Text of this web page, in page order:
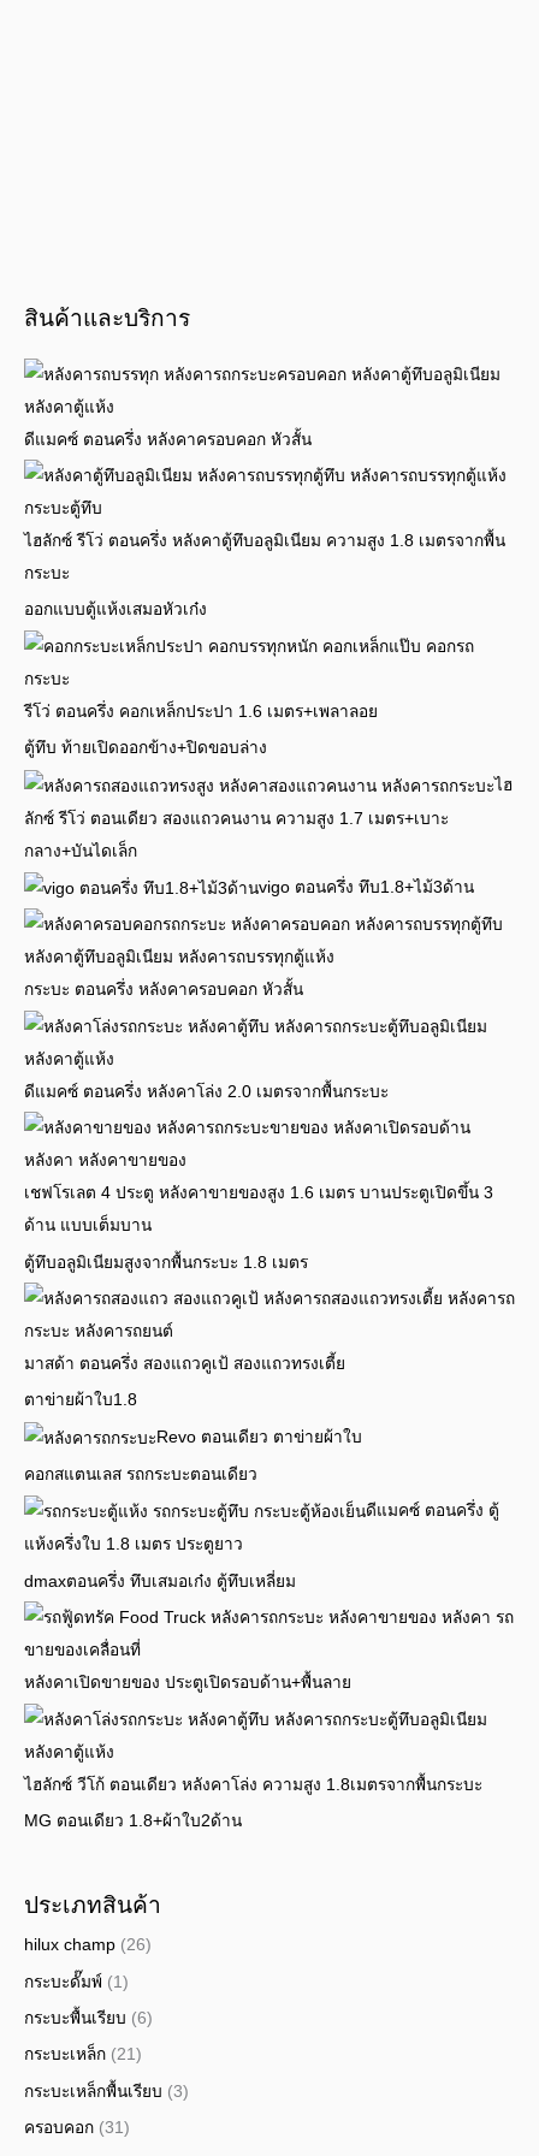
สินค้าและบริการ
ดีแมคซ์ ตอนครึ่ง หลังคาครอบคอก หัวสั้น
ไฮลักซ์ รีโว่ ตอนครึ่ง หลังคาตู้ทึบอลูมิเนียม ความสูง 1.8 เมตรจากพื้น
กระบะ
ออกแบบตู้แห้งเสมอหัวเก๋ง
รีโว่ ตอนครึ่ง คอกเหล็กประปา 1.6 เมตร+เพลาลอย
ตู้ทึบ ท้ายเปิดออกข้าง+ปิดขอบล่าง
ไฮ
ลักซ์ รีโว่ ตอนเดียว สองแถวคนงาน ความสูง 1.7 เมตร+เบาะ
กลาง+บันไดเล็ก
vigo ตอนครึ่ง ทึบ1.8+ไม้3ด้าน
กระบะ ตอนครึ่ง หลังคาครอบคอก หัวสั้น
ดีแมคซ์ ตอนครึ่ง หลังคาโล่ง 2.0 เมตรจากพื้นกระบะ
เชฟโรเลต 4 ประตู หลังคาขายของสูง 1.6 เมตร บานประตูเปิดขึ้น 3
ด้าน แบบเต็มบาน
ตู้ทึบอลูมิเนียมสูงจากพื้นกระบะ 1.8 เมตร
มาสด้า ตอนครึ่ง สองแถวคูเป้ สองแถวทรงเตี้ย
ตาข่ายผ้าใบ1.8
Revo ตอนเดียว ตาข่ายผ้าใบ
คอกสแตนเลส รถกระบะตอนเดียว
ดีแมคซ์ ตอนครึ่ง ตู้
แห้งครึ่งใบ 1.8 เมตร ประตูยาว
dmaxตอนครึ่ง ทึบเสมอเก๋ง ตู้ทึบเหลี่ยม
หลังคาเปิดขายของ ประตูเปิดรอบด้าน+พื้นลาย
ไฮลักซ์ วีโก้ ตอนเดียว หลังคาโล่ง ความสูง 1.8เมตรจากพื้นกระบะ
MG ตอนเดียว 1.8+ผ้าใบ2ด้าน
ประเภทสินค้า
hilux champ (26)
กระบะดั๊มพ์ (1)
กระบะพื้นเรียบ (6)
กระบะเหล็ก (21)
กระบะเหล็กพื้นเรียบ (3)
ครอบคอก (31)